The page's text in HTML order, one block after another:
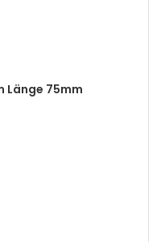
Länge 75mm